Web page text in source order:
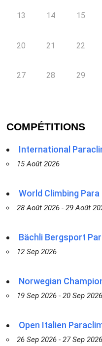
13 14 15
20 21 22
27 28 29
COMPÉTITIONS
International
15 Août 2026
World Climbing Para
28 Août 2026 - 29 Août
Bächli Bergsport
12 Sep 2026
Norwegian
19 Sep 2026 - 20 Sep 2026
Open Italien
26 Sep 2026 - 27 Sep 2026